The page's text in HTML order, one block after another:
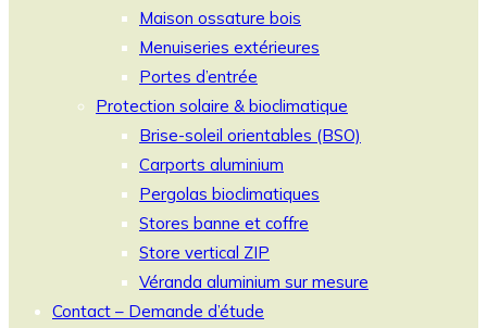
Maison ossature bois
Menuiseries extérieures
Portes d’entrée
Protection solaire & bioclimatique
Brise-soleil orientables (BSO)
Carports aluminium
Pergolas bioclimatiques
Stores banne et coffre
Store vertical ZIP
Véranda aluminium sur mesure
Contact – Demande d’étude